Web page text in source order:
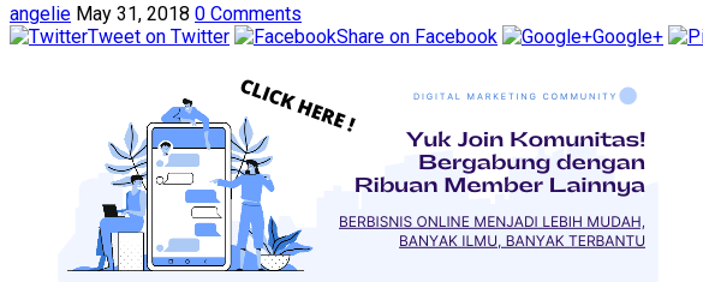
angelie May 31, 2018 0 Comments
Tweet on Twitter
Share on Facebook Google+